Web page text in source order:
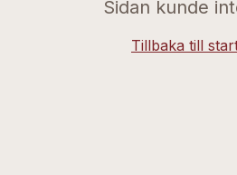
Sidan kunde
Tillbaka till